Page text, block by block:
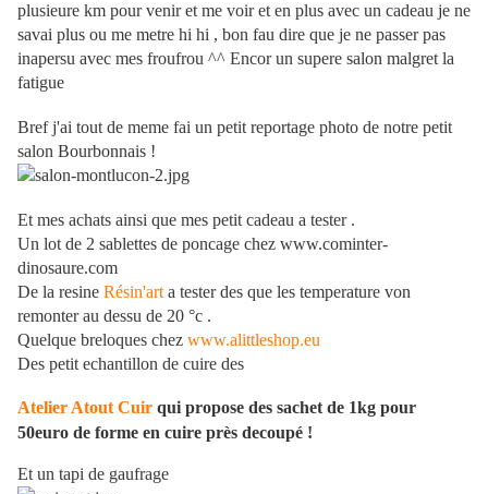
plusieure km pour venir et me voir et en plus avec un cadeau je ne
savai plus ou me metre hi hi , bon fau dire que je ne passer pas
inapersu avec mes froufrou ^^ Encor un supere salon malgret la
fatigue
Bref j'ai tout de meme fai un petit reportage photo de notre petit
salon Bourbonnais !
Et mes achats ainsi que mes petit cadeau a tester .
Un lot de 2 sablettes de poncage chez www.cominter-
dinosaure.com
De la resine Résin'art a tester des que les temperature von
remonter au dessu de 20 °c .
Quelque breloques chez www.alittleshop.eu
Des petit echantillon de cuire des
Atelier Atout Cuir qui propose des sachet de 1kg pour
50euro de forme en cuire près decoupé !
Et un tapi de gaufrage